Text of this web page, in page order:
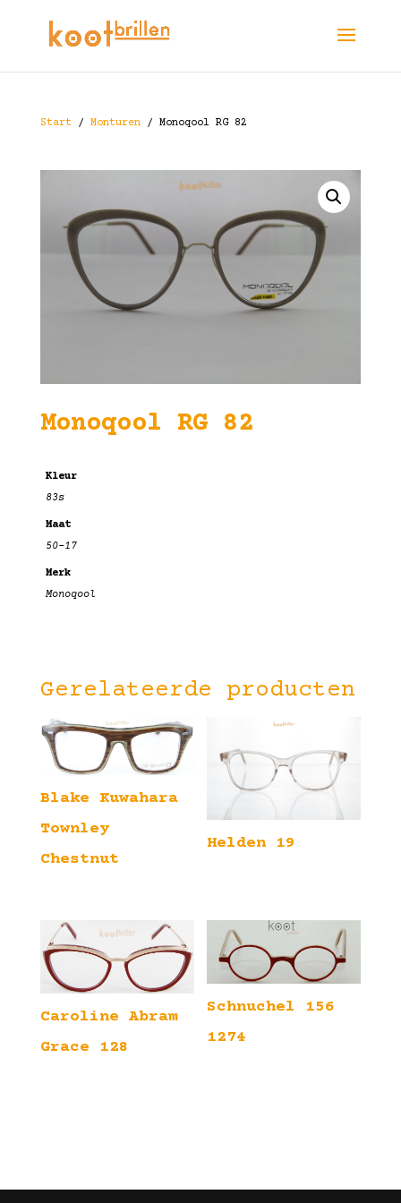
Start/ Monturen/ Monoqool RG 82
Monoqool RG 82
Kleur
83s
Maat
50-17
Merk
Monoqool
Gerelateerde producten
Blake Kuwahara
Townley
Chestnut
Helden 19
Caroline Abram
Grace 128
Schnuchel 156
1274